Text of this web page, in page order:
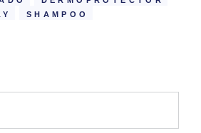
SHAMPOO